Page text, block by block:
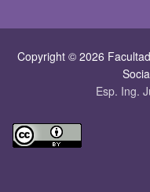
Copyright © 2026
Esp. Ing.